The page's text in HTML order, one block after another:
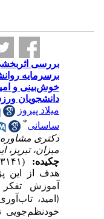
بررسی
برسرمایه
خوش‌بینی و
دانشجویان
میلاد پیروز
ساسانی
دکتری
میزان، تبریز،
چکیده:
هدف از این
آموزش تفکر
(امید، تاب
خودنظم‌جویی